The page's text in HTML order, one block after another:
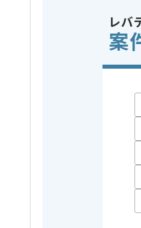
※上
この案件で扱う技術
ク
精
支
リモートワーク：初日から
レバ
案